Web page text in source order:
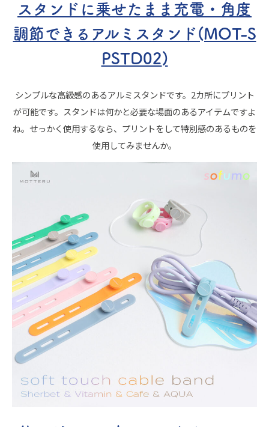
スタンドに乗せたまま充電・角度
調節できるアルミスタンド(MOT-S
PSTD02)
シンプルな高級感のあるアルミスタンドです。2カ所にプリント
が可能です。スタンドは何かと必要な場面のあるアイテムですよ
ね。せっかく使用するなら、プリントをして特別感のあるものを
使用してみませんか。